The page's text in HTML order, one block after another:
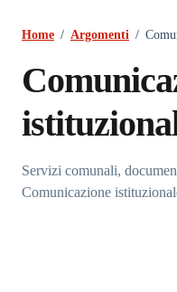
Home / Argomenti /
Dettagli
Servizi comunali,
Comunicazione